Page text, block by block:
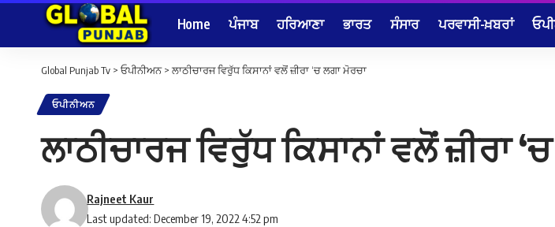
Home ਪੰਜਾਬ ਹਰਿਆਣਾ ਭਾਰਤ ਸੰਸਾਰ ਪਰਵਾਸੀ-ਖ਼ਬਰਾਂ
Global Punjab Tv > ਓਪੀਨੀਅਨ> ਲਾਠੀਚਾਰਜ ਵਿਰੁੱਧ ਕਿਸਾਨਾਂ ਵਲੋਂ ਜ਼ੀਰਾ ‘ਚ ਲਗਾ ਮੋਰਚਾ
ਓਪੀਨੀਅਨ
ਲਾਠੀਚਾਰਜ ਵਿਰੁੱਧ ਕਿਸਾਨਾਂ ਵਲੋਂ ਜ਼ੀਰਾ
Last updated: December 19, 2022 4:52 pm
Rajneet Kaur